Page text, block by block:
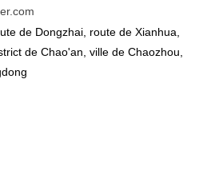
de Dongzhai, route de Xianhua,
de Chao'an, ville de Chaozhou,